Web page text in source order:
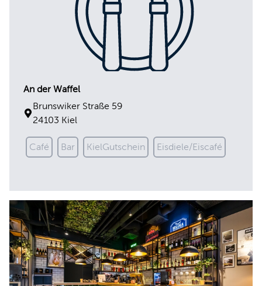
An der Waffel
Brunswiker Straße 59
24103 Kiel
Café Bar KielGutschein Eisdiele/Eiscafé